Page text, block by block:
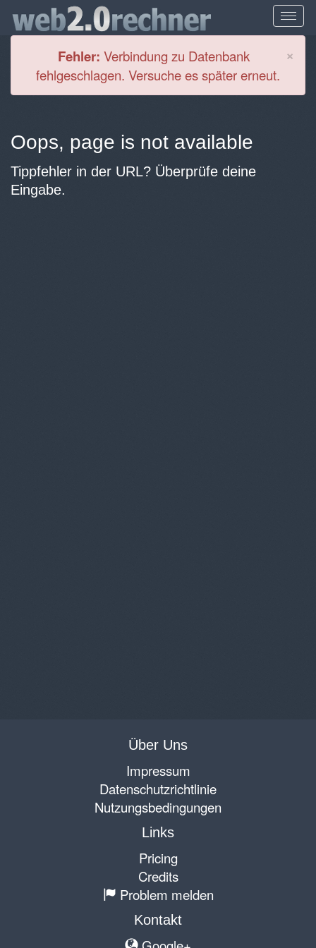
×
Fehler: Verbindung zu Datenbank
fehlgeschlagen. Versuche es später erneut.
Oops, page is not available
Tippfehler in der URL? Überprüfe deine
Eingabe.
Über Uns
Impressum
Datenschutzrichtlinie
Nutzungsbedingungen
Links
Pricing
Credits
Problem melden
Kontakt